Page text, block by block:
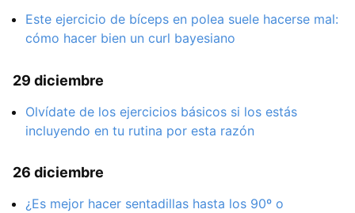
Este ejercicio de bíceps en polea suele hacerse mal:
cómo hacer bien un curl bayesiano
29 diciembre
Olvídate de los ejercicios básicos si los estás
incluyendo en tu rutina por esta razón
26 diciembre
¿Es mejor hacer sentadillas hasta los 90º o